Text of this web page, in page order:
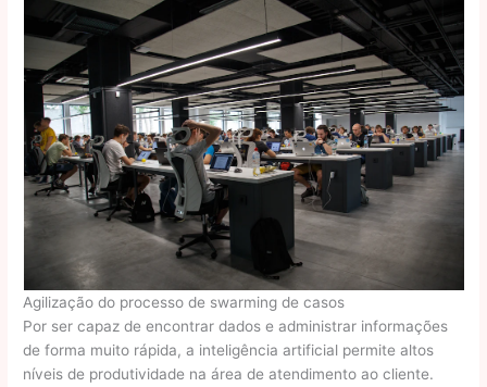
Agilização do processo de swarming de casos
Por ser capaz de encontrar dados e administrar informações
de forma muito rápida, a inteligência artificial permite altos
níveis de produtividade na área de atendimento ao cliente.